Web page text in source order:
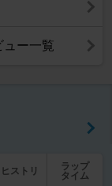
ュー一覧
ヒストリ
ラップ
タイム